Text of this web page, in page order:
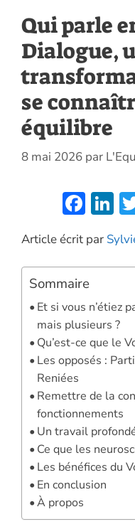
Qui parle
Dialogue,
se
équilibre
8 mai 2026 par
F
e
b
o
o
k
Li
k
e
n
Article écrit par
Sommaire
Et si vous n’étiez
mais plusieurs ?
Qu’est-ce que le
Les opposés :
Reniées
Remettre de la
fonctionnements
Un travail
Ce que les
Les bénéfices du
En conclusion
À propos